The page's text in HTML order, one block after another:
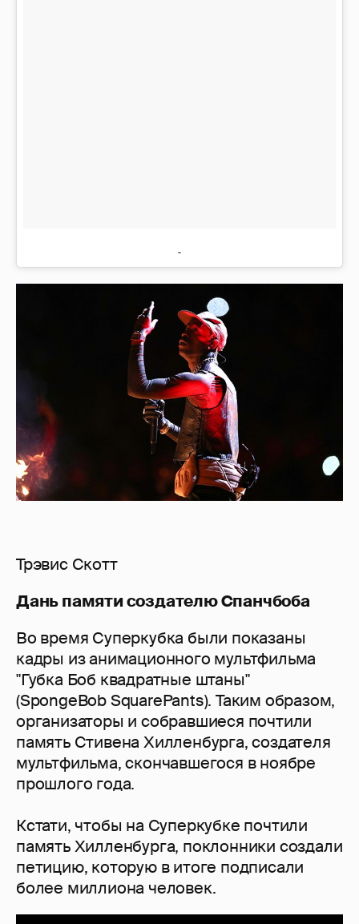
Трэвис Скотт
Дань памяти создателю Спанчбоба
Во время Суперкубка были показаны
кадры из анимационного мультфильма
"Губка Боб квадратные штаны"
(SpongeBob SquarePants). Таким образом,
организаторы и собравшиеся почтили
память Стивена Хилленбурга, создателя
мультфильма, скончавшегося в ноябре
прошлого года.
Кстати, чтобы на Суперкубке почтили
память Хилленбурга, поклонники создали
петицию, которую в итоге подписали
более миллиона человек.